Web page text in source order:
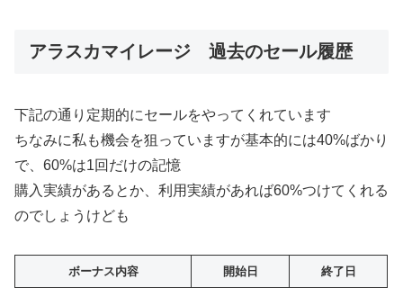
アラスカマイレージ 過去のセール履歴
下記の通り定期的にセールをやってくれています
ちなみに私も機会を狙っていますが基本的には40%ばかり
で、60%は1回だけの記憶
購入実績があるとか、利用実績があれば60%つけてくれる
のでしょうけども
ボーナス内容 開始日 終了日